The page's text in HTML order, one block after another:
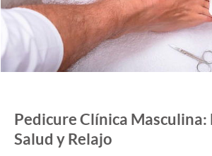
Pedicure Clínica Masculina:
Salud y Relajo